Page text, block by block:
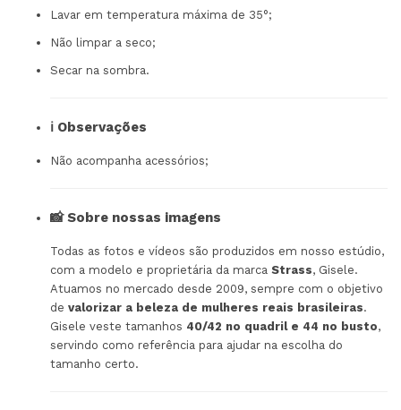
Lavar em temperatura máxima de 35°;
Não limpar a seco;
Secar na sombra.
ℹ️ Observações
Não acompanha acessórios;
📸 Sobre nossas imagens
Todas as fotos e vídeos são produzidos em nosso estúdio,
com a modelo e proprietária da marca Strass, Gisele.
Atuamos no mercado desde 2009, sempre com o objetivo
de valorizar a beleza de mulheres reais brasileiras.
Gisele veste tamanhos 40/42 no quadril e 44 no busto,
servindo como referência para ajudar na escolha do
tamanho certo.